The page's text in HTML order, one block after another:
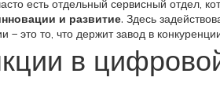
есть отдельный сервисный отдел,
и развитие. Здесь
– это то, что держит завод в
в